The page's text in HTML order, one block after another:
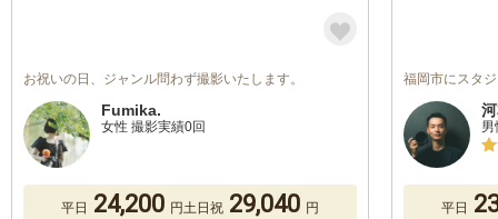
お祝いの日、ジャンル問わず撮影いたします。
Fumika.
女性 撮影実績0回
平日 24,200 円土日祝 29,040 円
福岡市にスタ
平日